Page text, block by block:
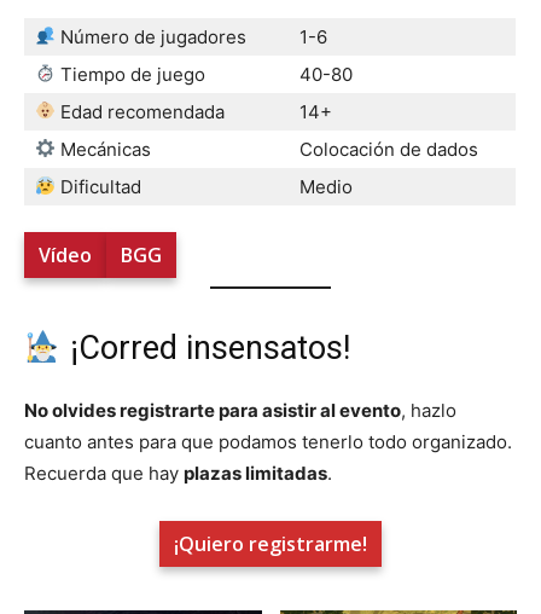
Número de jugadores
1-6
Tiempo de juego
40-80
Edad recomendada
14+
Mecánicas
Colocación de dados
Dificultad
Medio
Vídeo BGG
¡Corred insensatos!
No olvides registrarte para asistir al evento, hazlo
cuanto antes para que podamos tenerlo todo organizado.
Recuerda que hay plazas limitadas.
¡Quiero registrarme!